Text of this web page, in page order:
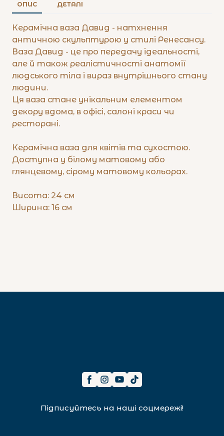
ОПИС ДЕТАЛІ
Керамічна ваза Давид - натхнення
античною скульптурою у стилі Ренесансу.
Ваза Давид - це про передачу ідеальності,
але й також реалістичності анатомії
людського тіла і вираз внутрішнього стану
людини.
Ця ваза стане унікальним елементом
декору вдома, в офісі, салоні краси чи
ресторані.
Керамічна ваза для квітів та сухостою.
Доступна у білому матовому або
глянцевому, сірому матовому кольорах.
Висота: 24 см
Ширина: 16 см
Підписуйтесь на наші соцмережі!